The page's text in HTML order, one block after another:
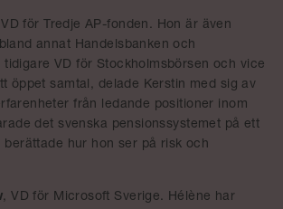
för Tredje AP-fonden. Hon är även
annat Handelsbanken och
tidigare VD för Stockholmsbörsen och vice
öppet samtal, delade Kerstin med sig av
från ledande positioner inom
det svenska pensionssystemet på ett
berättade hur hon ser på risk och
, VD för Microsoft Sverige. Hélène har